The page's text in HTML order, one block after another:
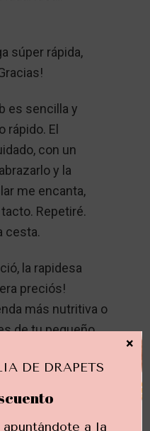
súper rápida,
es sencilla y
rápido. El
con un
y la
me encanta,
Repetiré.
cesta.
la rapidesa
preciós!
más nutritiva o
de tu pequeño.
en su interior.
de algodón. Sus
DE DRAPETS
a la
×